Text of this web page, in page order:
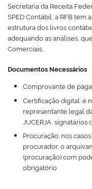
Secretaria da Receita
SPED Contábil, a RFB tem
estrutura dos livros
adequando as análises,
Comerciais.
Documentos Necessários
Comprovante de
Certificação digital: é
representante legal
JUCERJA,
Procuração: nos
procurador, o
(procuração) com
obrigatório